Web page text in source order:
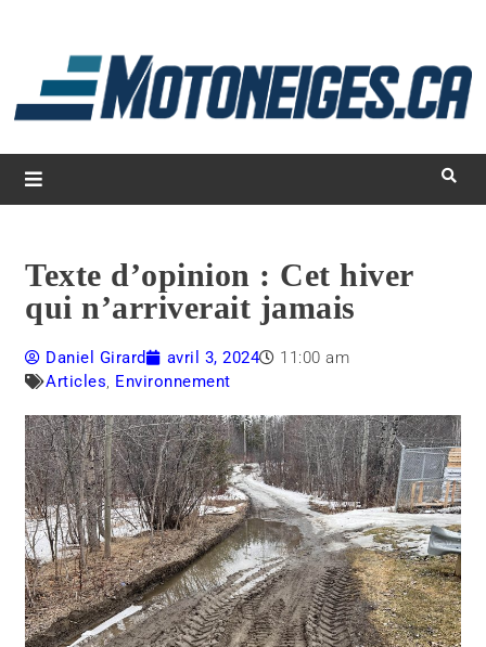
Magazine Motoneiges.ca
Texte d’opinion : Cet hiver
qui n’arriverait jamais
Daniel Girard avril 3, 2024
11:00 am
Articles, Environnement